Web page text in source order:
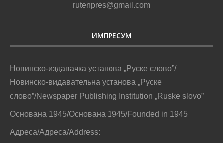
rutenpres@gmail.com
ИМПРЕСУМ
Новинско-издавачка установа „Руске слово”/
Новинско-видавательна установа „Руске
слово”/Newspaper Publishing Institution „Ruske slovo”
Основана 1945/Основана 1945/Founded in 1945
Адреса/Адреса/Address: